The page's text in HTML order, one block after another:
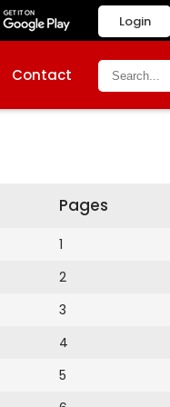
Login
Contact
Pages
1
2
3
4
5